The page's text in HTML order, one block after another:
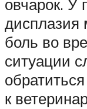
овчарок. У
дисплазия
боль во
ситуации
к